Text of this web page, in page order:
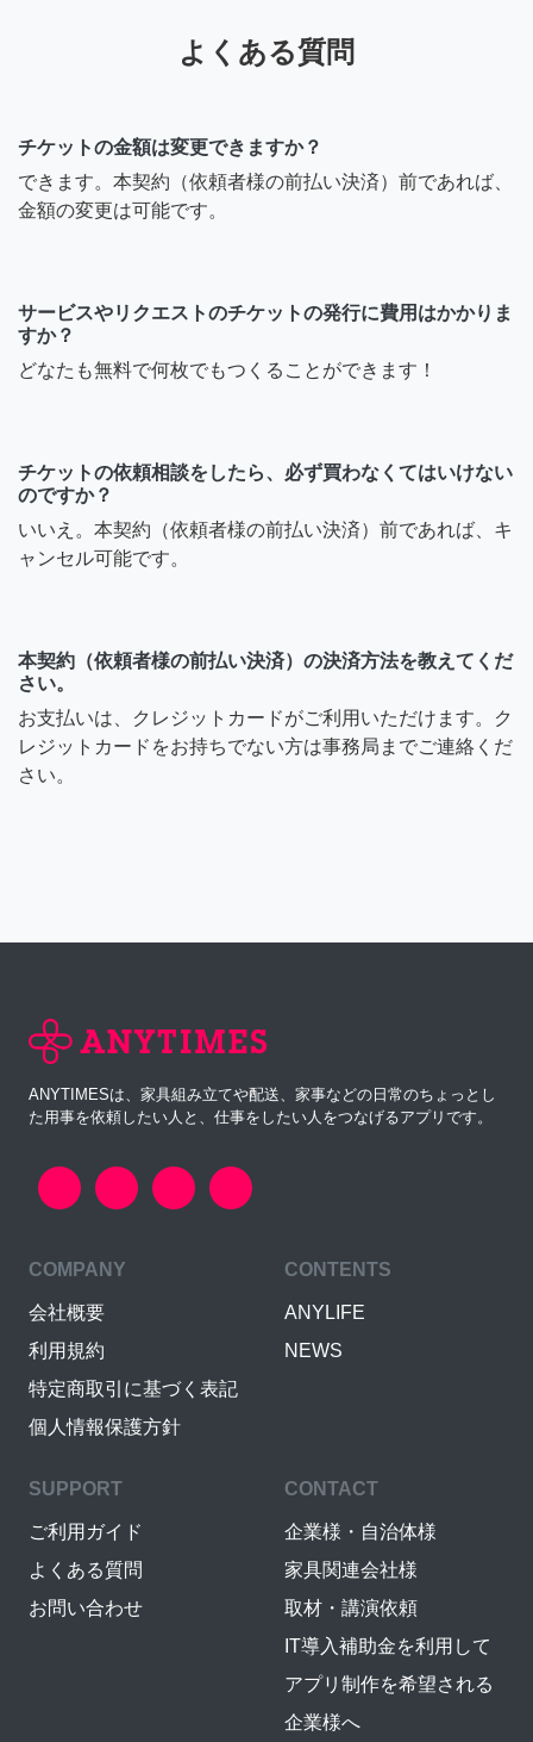
よくある質問
チケットの金額は変更できますか？
できます。本契約（依頼者様の前払い決済）前であれば、
金額の変更は可能です。
サービスやリクエストのチケットの発行に費用はかかりま
すか？
どなたも無料で何枚でもつくることができます！
チケットの依頼相談をしたら、必ず買わなくてはいけない
のですか？
いいえ。本契約（依頼者様の前払い決済）前であれば、キ
ャンセル可能です。
本契約（依頼者様の前払い決済）の決済方法を教えてくだ
さい。
お支払いは、クレジットカードがご利用いただけます。ク
レジットカードをお持ちでない方は事務局までご連絡くだ
さい。
ANYTIMESは、家具組み立てや配送、家事などの日常のちょっとし
た用事を依頼したい人と、仕事をしたい人をつなげるアプリです。
COMPANY
会社概要
利用規約
特定商取引に基づく表記
個人情報保護方針
CONTENTS
ANYLIFE
NEWS
SUPPORT
ご利用ガイド
よくある質問
お問い合わせ
CONTACT
企業様・自治体様
家具関連会社様
取材・講演依頼
IT導入補助金を利用して
アプリ制作を希望される
企業様へ